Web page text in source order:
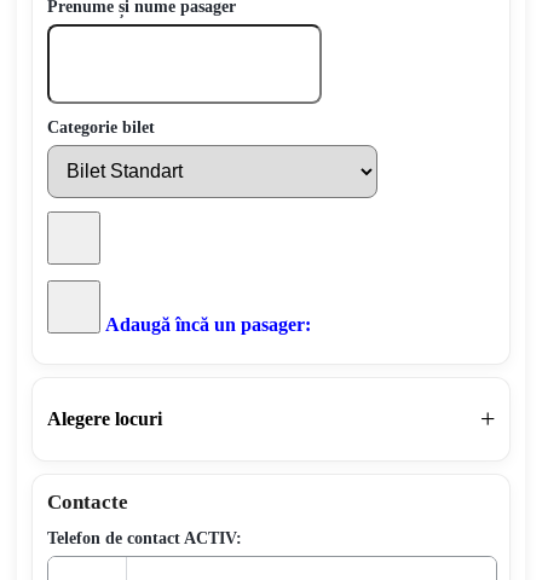
Prenume și nume pasager
Categorie bilet
Adaugă încă un pasager:
Alegere locuri
Contacte
Telefon de contact ACTIV: